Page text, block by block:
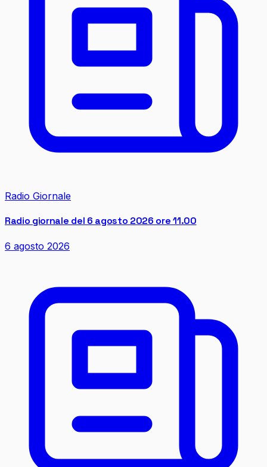
Radio Giornale
Radio giornale del 6 agosto 2026 ore 11.00
6 agosto 2026